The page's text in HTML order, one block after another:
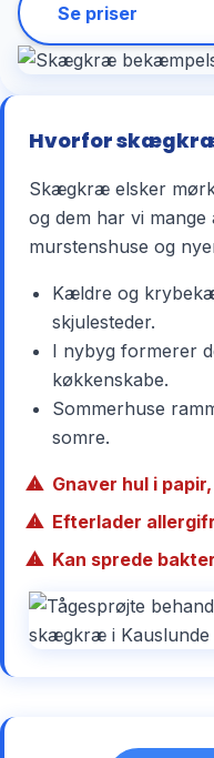
Se priser
Hvorfor
Skægkræ elsker
og dem har vi
murstenshuse og
Kældre og
skjulesteder.
I nybyg formerer
køkkenskabe.
Sommerhuse
somre.
Gnaver hul i
Efterlader
Kan sprede